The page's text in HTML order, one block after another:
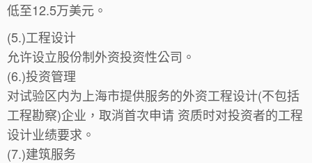
低至12.5万美元。
(5.)工程设计
允许设立股份制外资投资性公司。
(6.)投资管理
对试验区内为上海市提供服务的外资工程设计(不包括
工程勘察)企业，取消首次申请 资质时对投资者的工程
设计业绩要求。
(7.)建筑服务